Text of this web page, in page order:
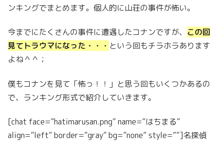
ンキングでまとめます。個人的に山荘の事件が怖い。
今までにたくさんの事件に遭遇したコナンですが、 この回
見てトラウマになった・・・ という回もチラホラあります
よね＾＾；
僕もコナンを見て「怖っ！！」と思う回もいくつかあるの
で、ランキング形式で紹介していきます。
[chat face=”hatimarusan.png” name=”はちまる”
align=”left” border=”gray” bg=”none” style=””]名探偵